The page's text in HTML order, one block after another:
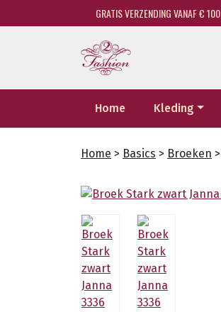
GRATIS VERZENDING VANAF € 100
Home Kleding
Home > Basics > Broeken >